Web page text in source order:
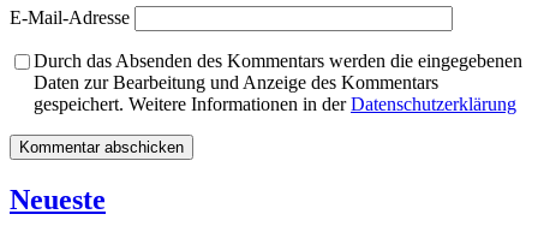
E-Mail-Adresse
Durch das Absenden des Kommentars werden die eingegebenen
Daten zur Bearbeitung und Anzeige des Kommentars
gespeichert. Weitere Informationen in derDatenschutzerklärung
Neueste